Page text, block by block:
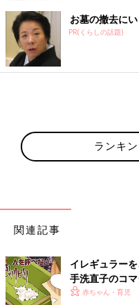
お墓の撤去に
PR(くらしの話題)
ランキ
関連記事
イレギュラー
手洗直子のコマ
赤ちゃん・育児